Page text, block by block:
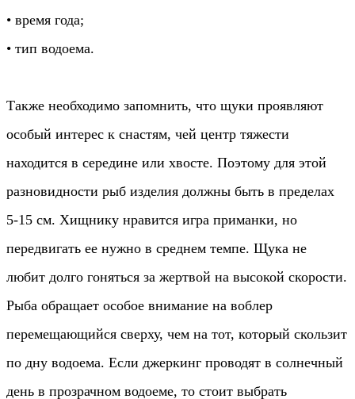
• время года;
• тип водоема.
Также необходимо запомнить, что щуки проявляют
особый интерес к снастям, чей центр тяжести
находится в середине или хвосте. Поэтому для этой
разновидности рыб изделия должны быть в пределах
5-15 см. Хищнику нравится игра приманки, но
передвигать ее нужно в среднем темпе. Щука не
любит долго гоняться за жертвой на высокой скорости.
Рыба обращает особое внимание на воблер
перемещающийся сверху, чем на тот, который скользит
по дну водоема. Если джеркинг проводят в солнечный
день в прозрачном водоеме, то стоит выбрать